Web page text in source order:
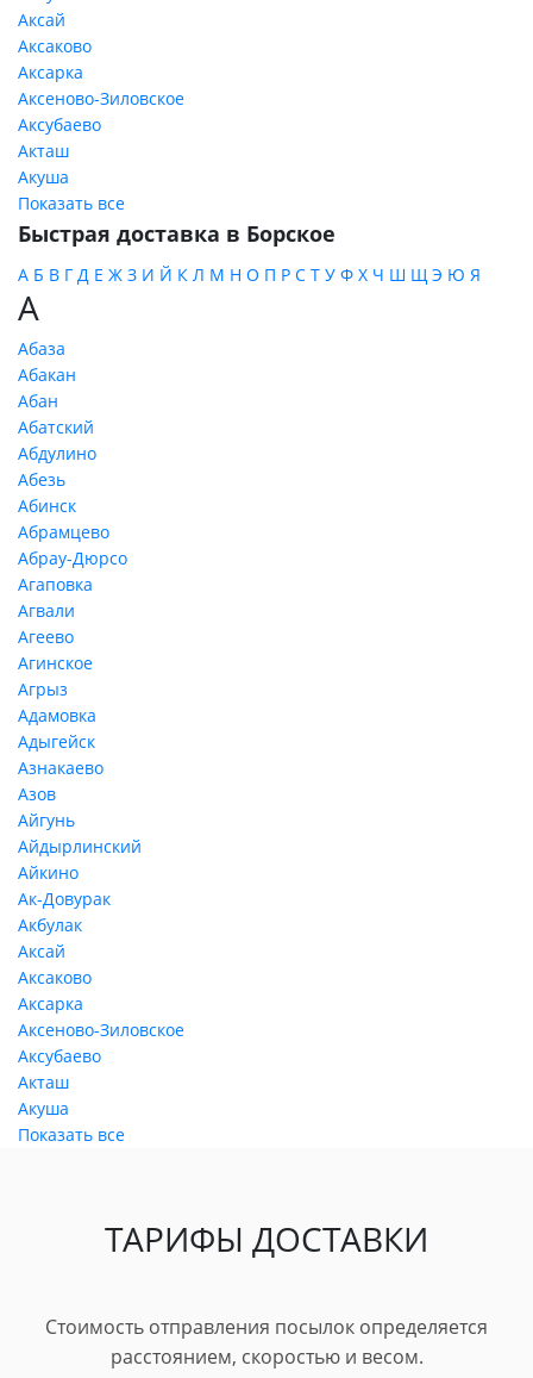
Аксай
Аксаково
Аксарка
Аксеново-Зиловское
Аксубаево
Акташ
Акуша
Показать все
Быстрая доставка в Борское
А Б В Г Д Е Ж З И Й К Л М Н О П Р С Т У Ф Х Ч Ш Щ Э Ю Я
А
Абаза
Абакан
Абан
Абатский
Абдулино
Абезь
Абинск
Абрамцево
Абрау-Дюрсо
Агаповка
Агвали
Агеево
Агинское
Агрыз
Адамовка
Адыгейск
Азнакаево
Азов
Айгунь
Айдырлинский
Айкино
Ак-Довурак
Акбулак
Аксай
Аксаково
Аксарка
Аксеново-Зиловское
Аксубаево
Акташ
Акуша
Показать все
ТАРИФЫ ДОСТАВКИ
Стоимость отправления посылок определяется
расстоянием, скоростью и весом.